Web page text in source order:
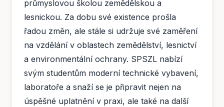
průmyslovou školou zemědělskou a
lesnickou. Za dobu své existence prošla
řadou změn, ale stále si udržuje své zaměření
na vzdělání v oblastech zemědělství, lesnictví
a environmentální ochrany. SPSZL nabízí
svým studentům moderní technické vybavení,
laboratoře a snaží se je připravit nejen na
úspěšné uplatnění v praxi, ale také na další